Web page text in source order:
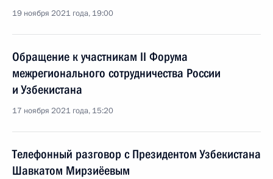
19 ноября 2021 года, 19:00
Обращение к участникам II Форума
межрегионального сотрудничества России
и Узбекистана
17 ноября 2021 года, 15:20
Телефонный разговор с Президентом Узбекистана
Шавкатом Мирзиёевым